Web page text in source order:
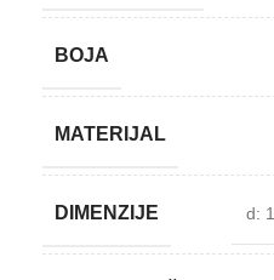
BOJA
MATERIJAL
DIMENZIJE d: